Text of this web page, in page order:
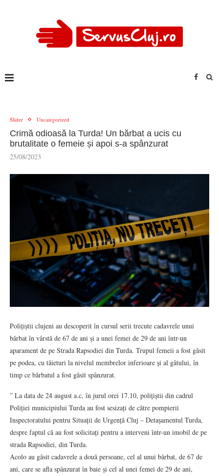
Slider Uncategorized
Crimă odioasă la Turda! Un bărbat a ucis cu
brutalitate o femeie și apoi s-a spânzurat
25/08/2023
Polițiștii clujeni au descoperit în cursul serii trecute cadavrele unui
bărbat în vârstă de 67 de ani și a unei femei de 29 de ani într-un
aparament de pe Strada Rapsodiei din Turda. Trupul femeii a fost găsit
pe podea, cu tăieturi la nivelul membrelor inferioare și al gâtului, în
timp ce bărbatul a fost găsit spânzurat.
” La data de 24 august a.c, în jurul orei 17.10, polițiștii din cadrul
Poliției municipiului Turda au fost sesizați de către pompierii
Inspectoratului pentru Situații de Urgență Cluj – Detașamentul Turda,
despre faptul că au fost solicitați pentru a interveni într-un imobil de pe
strada Rapsodiei, din Turda.
Acolo au găsit cadavrele a două persoane, cel al unui bărbat, de 67 de
ani, care se afla spânzurat în baie și cel al unei femei de 29 de ani,